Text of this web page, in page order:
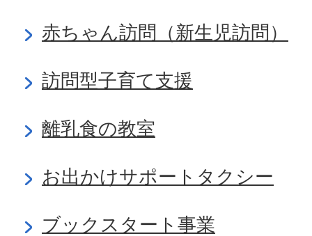
赤ちゃん訪問（新生児訪問）
訪問型子育て支援
離乳食の教室
お出かけサポートタクシー
ブックスタート事業